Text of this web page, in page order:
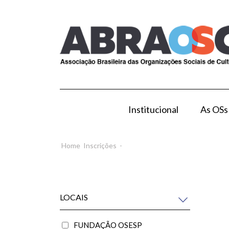
Institucional As OSs
Home Inscrições -
LOCAIS
FUNDAÇÃO OSESP